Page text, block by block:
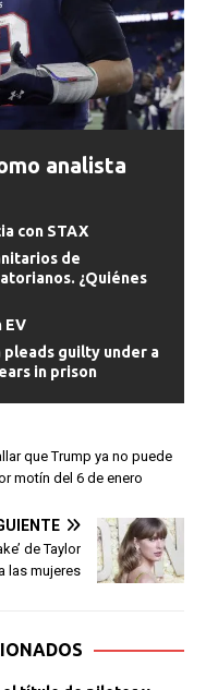
analista
con STAX
de
¿Quiénes
EV
pleads guilty under a
in prison
que Trump ya no puede
motín del 6 de enero
de Taylor
las mujeres